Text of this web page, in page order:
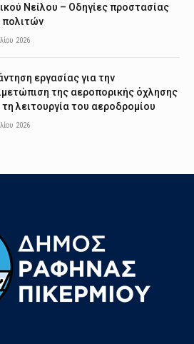
Νείλου – Οδηγίες προστασίας
2026
εργασίας για την
της αεροπορικής όχλησης
λειτουργία του αεροδρομίου
2026